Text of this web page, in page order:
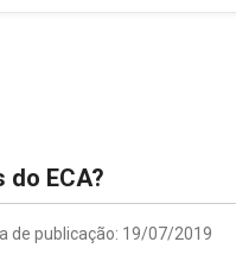
do ECA?
de publicação: 19/07/2019